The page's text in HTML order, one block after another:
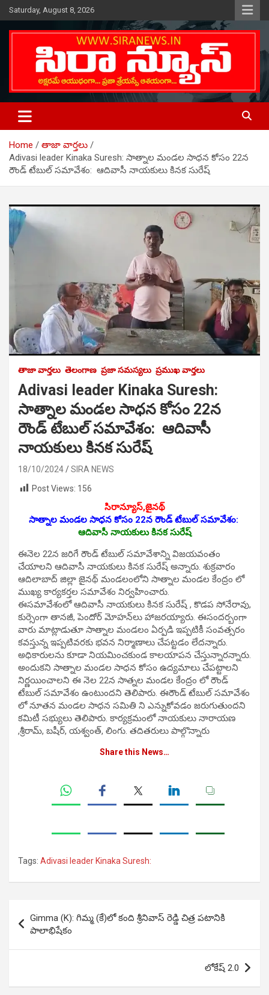
Skip
to
content
Saturday, August 8, 2026
SIRA NEWS
Telugu Online News Daily
Home
తాజా వార్తలు
Adivasi leader Kinaka Suresh: సాత్నాల‌ మండల సాధ‌న కోసం 22న
రౌండ్ టేబుల్ సమావేశం: ఆదివాసీ నాయకులు కినక సురేష్
తాజా వార్తలు తెలంగాణ ప్రజా సమస్యలు ప్రముఖ వార్తలు
Adivasi leader Kinaka Suresh:
సాత్నాల‌ మండల సాధ‌న కోసం 22న
రౌండ్ టేబుల్ సమావేశం: ఆదివాసీ
నాయకులు కినక సురేష్
18/10/2024
SIRA NEWS
Post Views: 156
సిరాన్యూస్‌,జైనథ్
సాత్నాల‌ మండల సాధ‌న కోసం 22న రౌండ్ టేబుల్ సమావేశం:
ఆదివాసీ నాయకులు కినక సురేష్
ఈనెల 22న జరిగే రౌండ్ టేబుల్ సమావేశాన్ని విజయవంతం
చేయాల‌ని ఆదివాసీ నాయకులు కినక సురేష్ అన్నారు. శుక్ర‌వారం
ఆదిలాబాద్ జిల్లా జైన‌థ్ మండ‌లంలోని సాత్నాల‌ మండల కేంద్రం లో
ముఖ్య కార్యకర్తల సమావేశం నిర్వహించారు.
ఈసమావేశంలో ఆదివాసీ నాయకులు కినక సురేష్ , కొడప సోనేరావు,
కుర్సెంగా తానజీ, పెందోర్ మోహన్‌లు హాజరయ్యారు. ఈసంద‌ర్బంగా
వారు మాట్లాడుతూ సాత్నాల మండలం ఏర్పడి ఇప్పటికీ సంవత్సరం
కవస్తున్న ఇప్పటివరకు భవన నిర్మాణాలు చేపట్టడం లేదన్నారు.
అధికారులను కూడా నియమించకుండ కాలయాపన చేస్తున్నారన్నారు.
అందుకని సాత్నాల‌ మండల సాధన కోసం ఉద్యమాలు చేపట్టాలని
నిర్ణయించాలని ఈ నెల 22న‌ సాత్నల మండల కేంద్రం లో రౌండ్
టేబుల్ సమావేశం ఉంటుందని తెలిపారు. ఈరౌండ్ టేబుల్ సమావేశం
లో నూతన మండల సాధన సమితి ని ఎన్నుకోవడం జరుగుతుందని
కమిటీ సభ్యులు తెలిపారు. కార్యక్రమంలో నాయకులు నారాయణ
,శ్రీరామ్, బషీర్, యశ్వంత్, లింగు. తదితరులు పాల్గొన్నారు
Share this News…
Tags: Adivasi leader Kinaka Suresh:
navigation
Gimma (K): గిమ్మ (కే)లో కంది‌ శ్రీనివాస్ రెడ్డి చిత్ర పటానికి
పాలాభిషేకం
లోకేష్ 2.0